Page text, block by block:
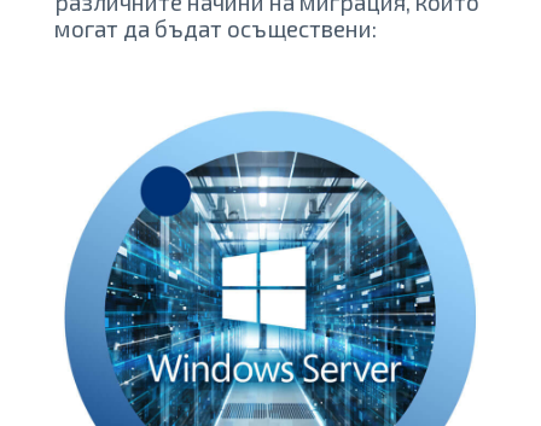
могат да бъдат осъществени: